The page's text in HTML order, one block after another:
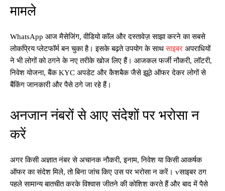
मामले
WhatsApp आज मैसेजिंग, वीडियो कॉल और दस्तावेज़ साझा करने का सबसे
लोकप्रिय प्लेटफॉर्म बन चुका है। इसके बढ़ते उपयोग के साथसाइबर अपराधियों
ने भी लोगों को ठगने के नए तरीके खोज लिए हैं। आजकल फर्जी नौकरी, लॉटरी,
निवेश योजना, बैंक KYC अपडेट और कैशबैक जैसे झूठे ऑफर देकर लोगों से
बैंकिंग जानकारी और पैसे ठगे जा रहे हैं।
अनजान नंबरों से आए संदेशों पर भरोसा न
करें
अगर किसी अज्ञात नंबर से अचानक नौकरी, इनाम, निवेश या किसी आकर्षक
ऑफर का संदेश मिले, तो बिना जांच किए उस पर भरोसा न करें। vसाइबर ठग
पहले सामान्य बातचीत करके विश्वास जीतने की कोशिश करते हैं और बाद में पैसे